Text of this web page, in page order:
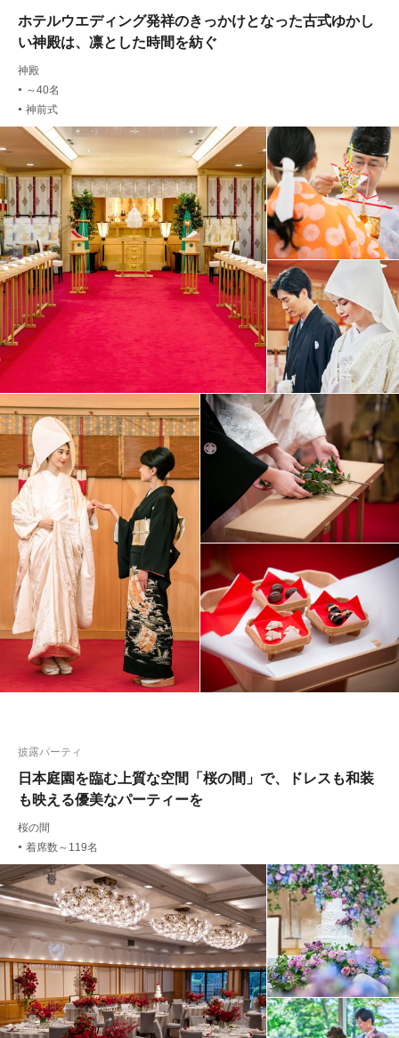
ホテルウエディング発祥のきっかけとなった古式ゆかし
い神殿は、凛とした時間を紡ぐ
神殿
● ～40名
● 神前式
日本庭園を臨む上質な空間「桜の間」で、ドレスも和装
も映える優美なパーティーを
披露パーティ
桜の間
● 着席数～119名